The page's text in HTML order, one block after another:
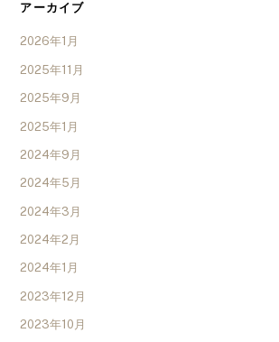
アーカイブ
2026年1月
2025年11月
2025年9月
2025年1月
2024年9月
2024年5月
2024年3月
2024年2月
2024年1月
2023年12月
2023年10月